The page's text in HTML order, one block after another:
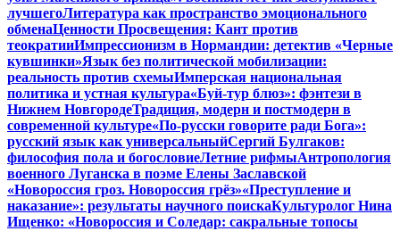
лучшегоЛитература как пространство эмоционального
обменаЦенности Просвещения: Кант против
теократииИмпрессионизм в Нормандии: детектив «Черные
кувшинки»Язык без политической мобилизации:
реальность против схемыИмперская национальная
политика и устная культура«Буй-тур блюз»: фэнтези в
Нижнем НовгородеТрадиция, модерн и постмодерн в
современной культуре«По-русски говорите ради Бога»:
русский язык как универсальныйСергий Булгаков:
философия пола и богословиеЛетние рифмыАнтропология
военного Луганска в поэме Елены Заславской
«Новороссия гроз. Новороссия грёз»«Преступление и
наказание»: результаты научного поискаКультуролог Нина
Ищенко: «Новороссия и Соледар: сакральные топосы